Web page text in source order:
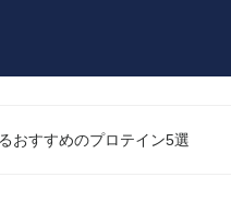
おすすめのプロテイン5選